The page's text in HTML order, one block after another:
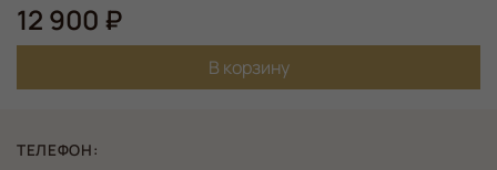
12 900 ₽
В корзину
ТЕЛЕФОН: